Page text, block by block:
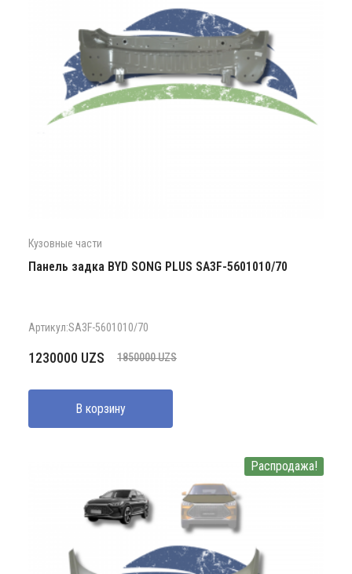
Кузовные части
Панель задка BYD SONG PLUS SA3F-5601010/70
Артикул:SA3F-5601010/70
1850000UZS
Первоначальная
составляла
1850000 UZS.
1230000 UZS
Текущая
1230000 UZS.
В корзину
Распродажа!